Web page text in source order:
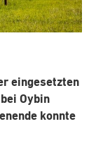
eingesetzten
Oybin
konnte